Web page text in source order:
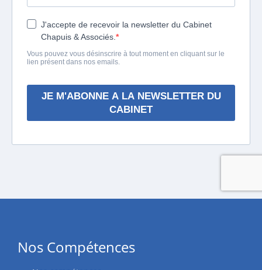
Nos Compétences